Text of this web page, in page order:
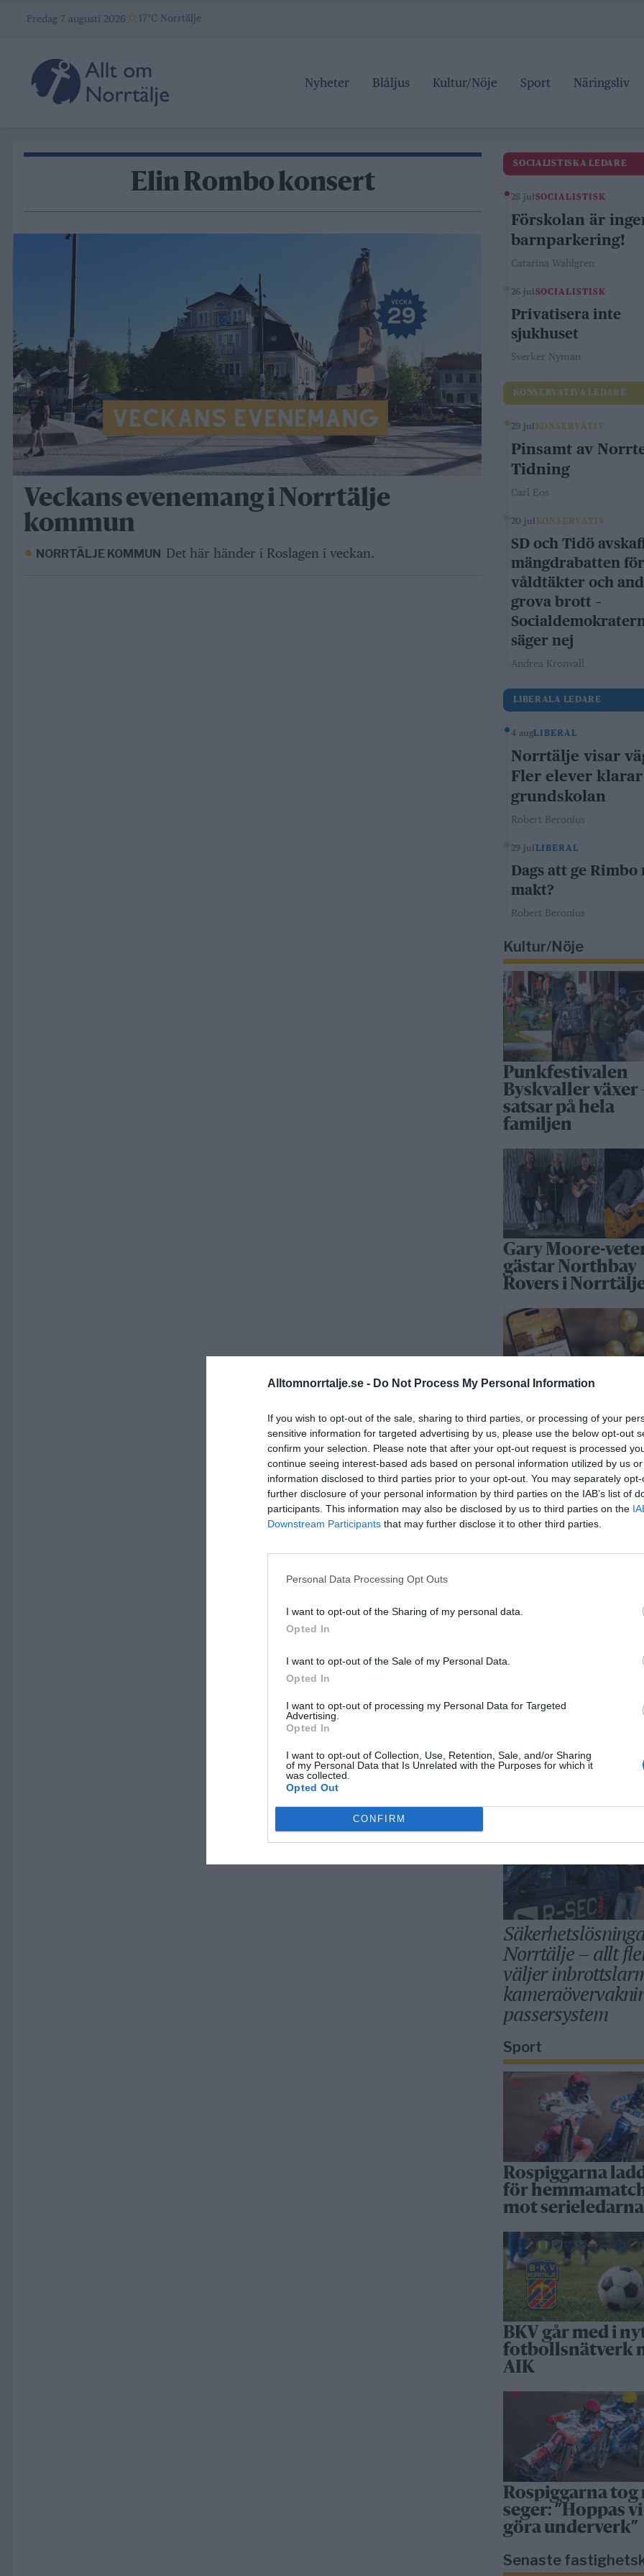
Alltomnorrtalje.se - Do Not Process My Personal Information
If you wish to opt-out of the sale, sharing to third parties, or processing of your
sensitive information for targeted advertising by us, please use the below opt-out
confirm your selection. Please note that after your opt-out request is processed
continue seeing interest-based ads based on personal information utilized by us
information disclosed to third parties prior to your opt-out. You may separately
further disclosure of your personal information by third parties on the IAB’s list of
participants. This information may also be disclosed by us to third parties on the
Downstream Participants that may further disclose it to other third parties.
Personal Data Processing Opt Outs
I want to opt-out of the Sharing of my personal data.
Opted In
I want to opt-out of the Sale of my Personal Data.
Opted In
I want to opt-out of processing my Personal Data for Targeted
Advertising.
Opted In
I want to opt-out of Collection, Use, Retention, Sale, and/or Sharing
of my Personal Data that Is Unrelated with the Purposes for which it
was collected.
Opted Out
CONFIRM
Fredag 7 augusti 2026 17°C Norrtälje
Nyheter Blåljus Kultur/Nöje Sport Näringsliv
Elin Rombo konsert
Veckans evenemang i Norrtälje
kommun
NORRTÄLJE KOMMUN Det här händer i Roslagen i veckan.
SOCIALISTISKA LEDARE
28 jul SOCIALISTISK
Förskolan är
barnparkering!
Catarina Wahlgren
26 jul SOCIALISTISK
Privatisera inte
sjukhuset
Sverker Nyman
KONSERVATIVA LEDARE
29 jul KONSERVATIV
Pinsamt av
Tidning
Carl Eos
20 jul KONSERVATIV
SD och Tidö
mängdrabatten för
våldtäkter och
grova brott –
säger nej
Andrea Kronvall
LIBERALA LEDARE
4 augLIBERAL
Norrtälje visar
Fler elever klarar
grundskolan
Robert Beronius
29 jul LIBERAL
Dags att ge Rimbo
makt?
Robert Beronius
Kultur/Nöje
Punkfestivalen
Byskvaller växer
satsar på hela
familjen
Gary Moore-
gästar Northbay
Rovers i
”Vad händer på
passerar 50 000
medlemmar
Näringsliv
Så många är
Bino
i styrelse
Norrtälje – allt
väljer
passersystem
Sport
Rospiggarna
för
mot serieledarna
BKV går med i
fotbollsnätverk
AIK
Rospiggarna tog
seger: ”Hoppas
göra underverk”
Senaste